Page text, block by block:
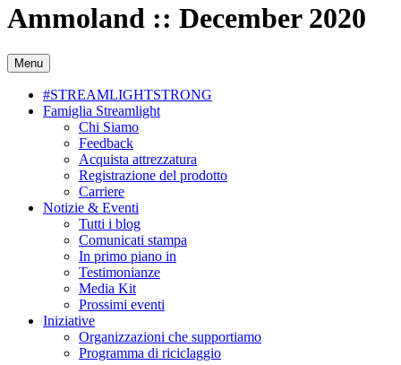
Ammoland :: December 2020
Menu
#STREAMLIGHTSTRONG
Famiglia Streamlight
Chi Siamo
Feedback
Acquista attrezzatura
Registrazione del prodotto
Carriere
Notizie & Eventi
Tutti i blog
Comunicati stampa
In primo piano in
Testimonianze
Media Kit
Prossimi eventi
Iniziative
Organizzazioni che supportiamo
Programma di riciclaggio